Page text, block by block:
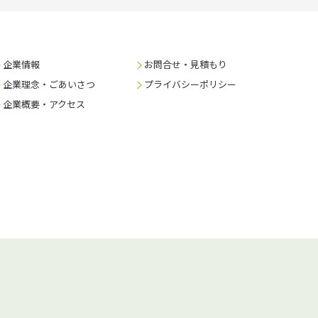
企業情報
企業理念・ごあいさつ
企業概要・アクセス
お問合せ・見積もり
プライバシーポリシー